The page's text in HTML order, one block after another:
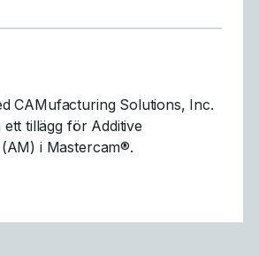
CAMufacturing Solutions, Inc.
tillägg för Additive
i Mastercam®.